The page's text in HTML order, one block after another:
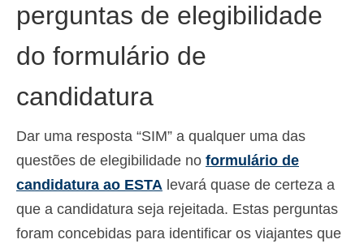
perguntas de elegibilidade
do formulário de
candidatura
Dar uma resposta “SIM” a qualquer uma das
questões de elegibilidade no formulário de
candidatura ao ESTA levará quase de certeza a
que a candidatura seja rejeitada. Estas perguntas
foram concebidas para identificar os viajantes que